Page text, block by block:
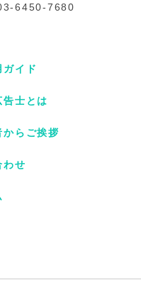
6450-7680
ガイド
告士とは
からご挨拶
わせ